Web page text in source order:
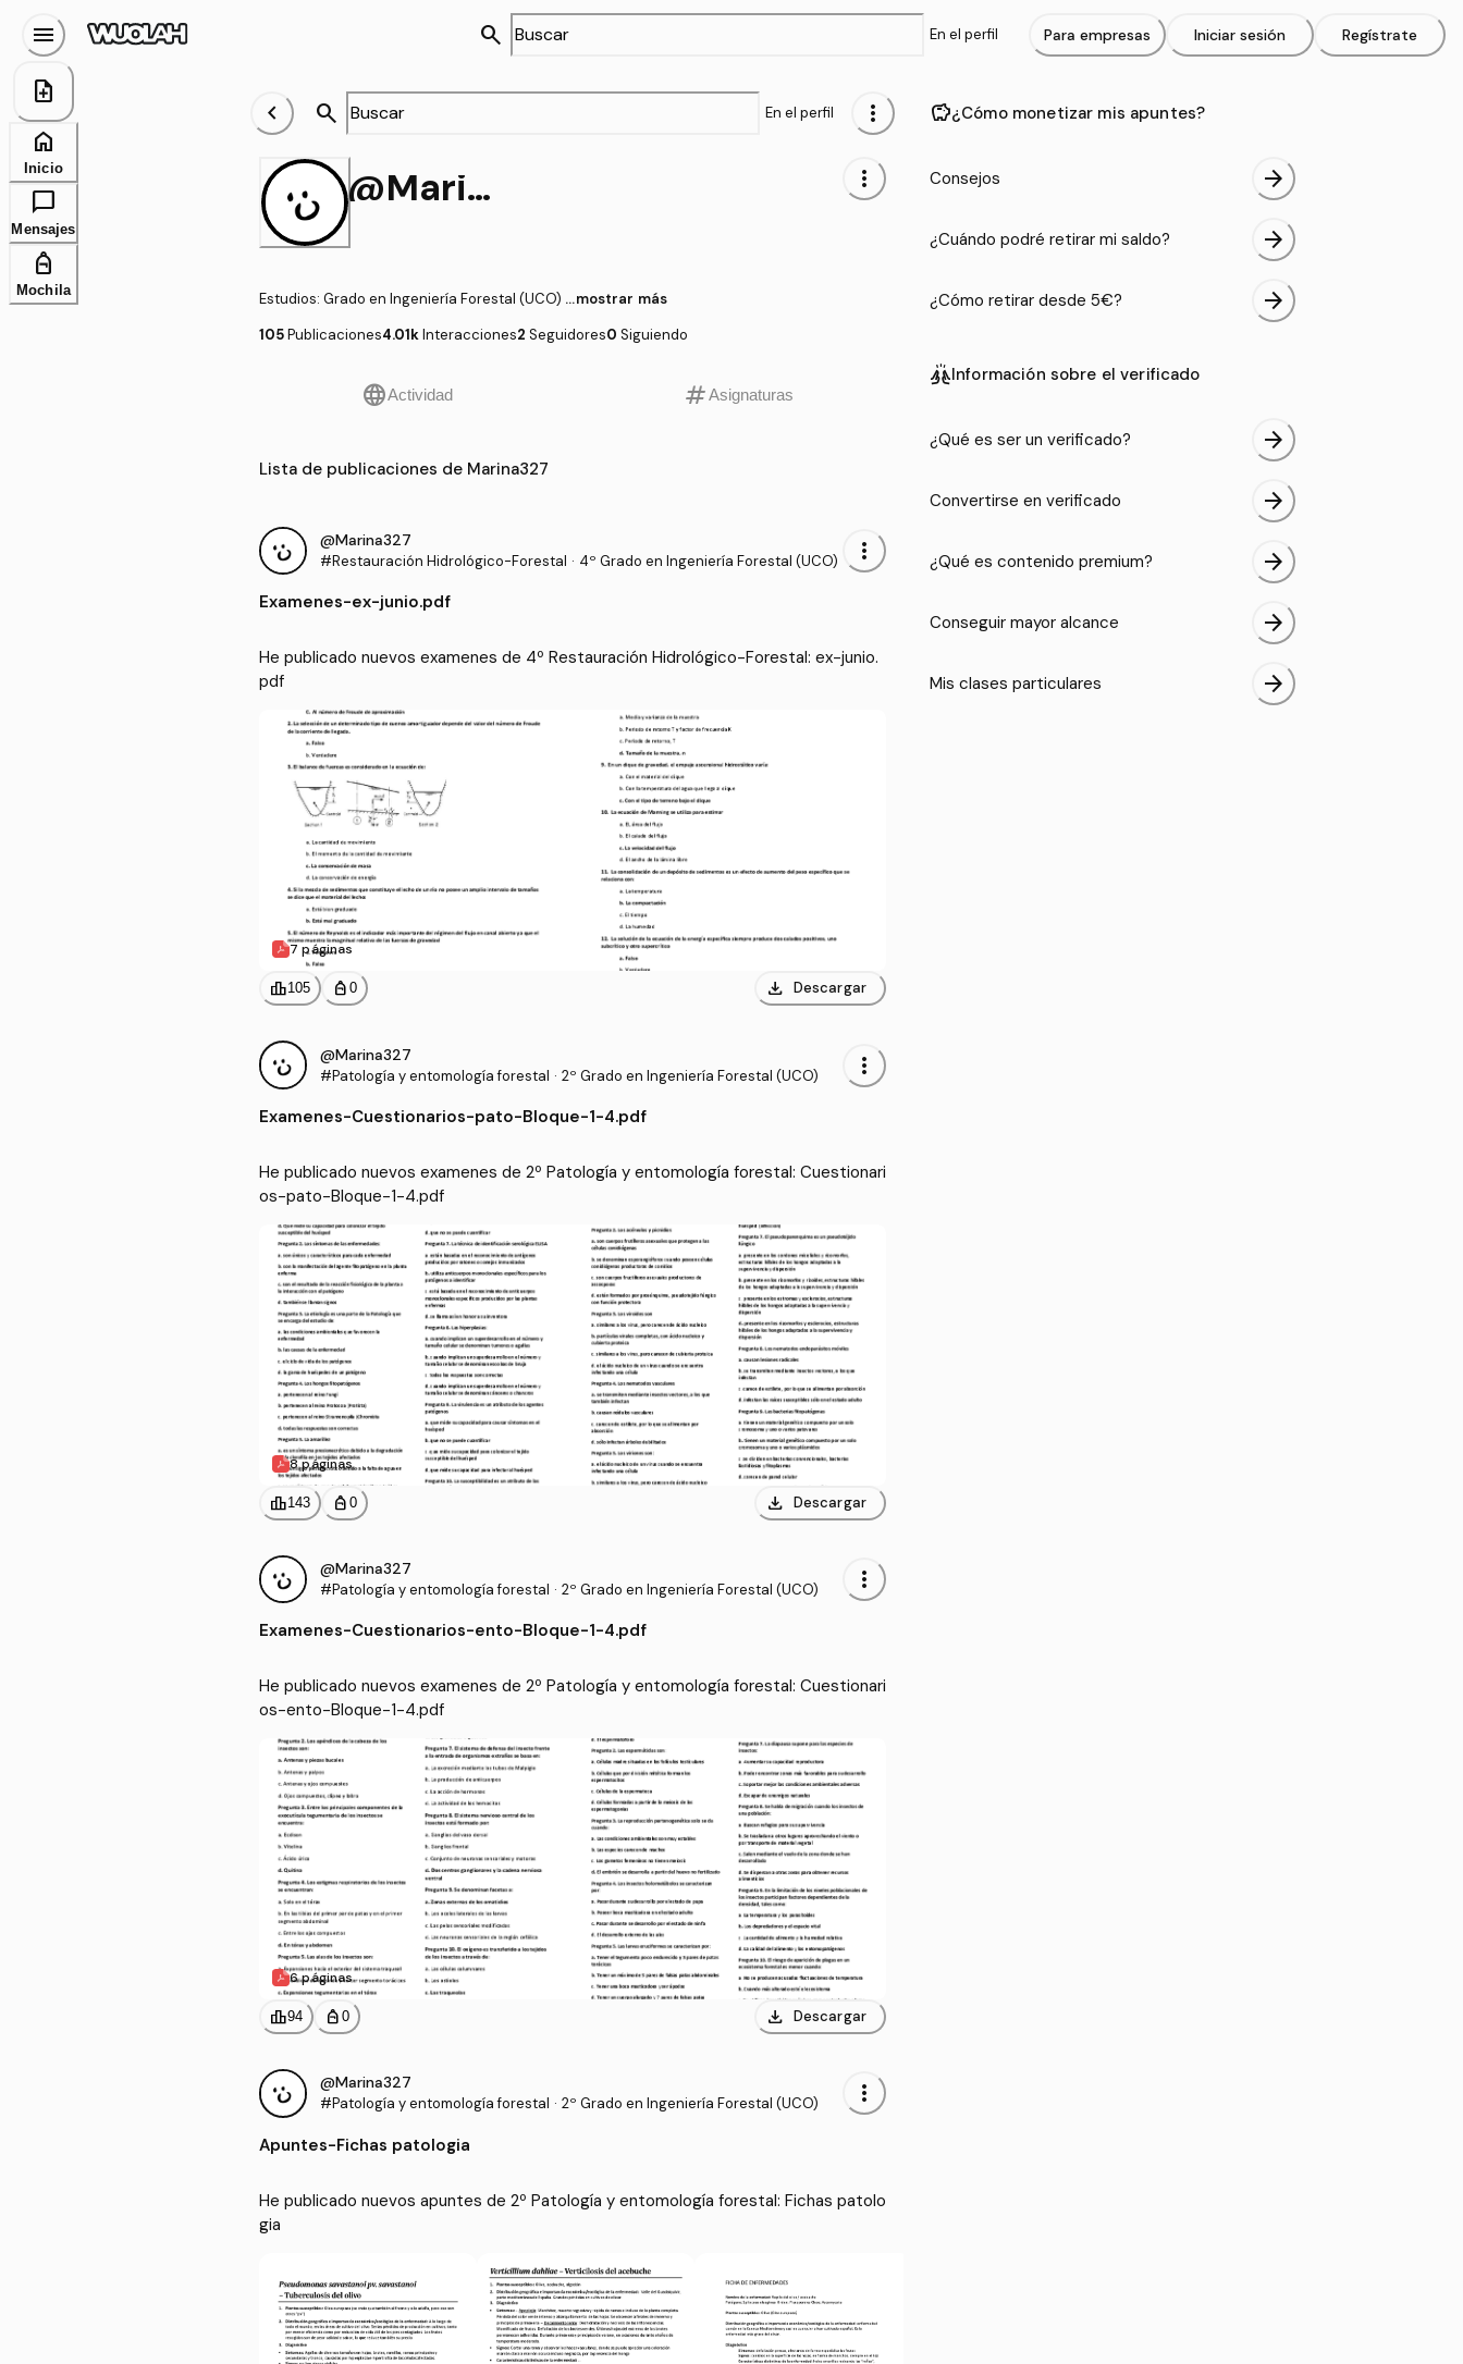
chevron_left search En el perfil more_vert
@Marina327 more_vert
Estudios: Grado en Ingeniería Forestal (UCO) ...mostrar más
105Publicaciones4.01kInteracciones2 Seguidores0 Siguiendo
languageActividad tagAsignaturas
Lista de publicaciones de Marina327
@Marina327
#Restauración Hidrológico-Forestal · 4º Grado en Ingeniería Forestal (UCO) more_vert
Examenes-ex-junio.pdf
He publicado nuevos examenes de 4º Restauración Hidrológico-Forestal: ex-junio.
pdf
7 páginas
leaderboard105 personal_bag 0 download Descargar
@Marina327
#Patología y entomología forestal · 2º Grado en Ingeniería Forestal (UCO) more_vert
Examenes-Cuestionarios-pato-Bloque-1-4.pdf
He publicado nuevos examenes de 2º Patología y entomología forestal: Cuestionari
os-pato-Bloque-1-4.pdf
8 páginas
leaderboard143 personal_bag 0 download Descargar
@Marina327
#Patología y entomología forestal · 2º Grado en Ingeniería Forestal (UCO) more_vert
Examenes-Cuestionarios-ento-Bloque-1-4.pdf
He publicado nuevos examenes de 2º Patología y entomología forestal: Cuestionari
os-ento-Bloque-1-4.pdf
6 páginas
leaderboard94 personal_bag 0 download Descargar
@Marina327
#Patología y entomología forestal · 2º Grado en Ingeniería Forestal (UCO) more_vert
Apuntes-Fichas patologia
He publicado nuevos apuntes de 2º Patología y entomología forestal: Fichas patolo
gia
savings¿Cómo monetizar mis apuntes?
Consejos arrow_forward
¿Cuándo podré retirar mi saldo? arrow_forward
¿Cómo retirar desde 5€? arrow_forward
cheerInformación sobre el verificado
¿Qué es ser un verificado? arrow_forward
Convertirse en verificado arrow_forward
¿Qué es contenido premium? arrow_forward
Conseguir mayor alcance arrow_forward
Mis clases particulares arrow_forward
search En el perfil Para empresas Iniciar sesión Regístrate
menu
note_add
home
Inicio
chat_bubble
Mensajes
personal_bag
Mochila